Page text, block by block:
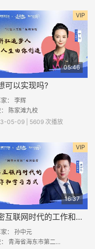
VIP
05:46
可以实现吗?
： 李辉
陈家滩九校
05-09 | 5609 次播放
VIP
16:37
解密互联网时代的工作和学习方法（一）
： 孙中元
青海省海东市第二中学